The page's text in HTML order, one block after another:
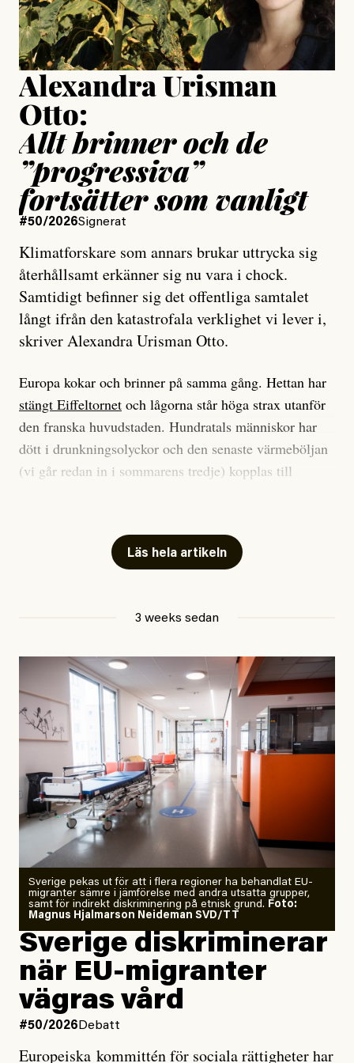
Publicerad15 July, 2026
Uppdaterad15 July, 2026
Alexandra Urisman
Otto:
Allt brinner och de
”progressiva”
fortsätter som vanligt
#50/2026Signerat
Klimatforskare som annars brukar uttrycka sig
återhållsamt erkänner sig nu vara i chock.
Samtidigt befinner sig det offentliga samtalet
långt ifrån den katastrofala verklighet vi lever i,
skriver Alexandra Urisman Otto.
Europa kokar och brinner på samma gång. Hettan har
stängt Eiffeltornet och lågorna står höga strax utanför
den franska huvudstaden. Hundratals människor har
dött i drunkningsolyckor och den senaste värmeböljan
(vi går redan in i sommarens tredje) kopplas till
Har du också panik i hettan? Känns det som en
mardröm? Bra, allt annat vore fullständigt orimligt.
att han brukar vara ganska återhållsam när han
september 2023, när de globala temperaturerna för
månaden visade sig vara hela 0,5 °C varmare än någon
tidigare septembermånad – har han blivit chockad.
”Fram till i dag”, skriver han.
Årets El Niño kan bli den
starkaste som uppmätts
Zeke Hausfather är chockad igen efter att ha
analyserat hur de olika klimatmodellerna bedömer
läget för hur den begynnande El Niño-händelsen ska
utveckla sig. El Niño är ett återkommande
väderfenomen som uppstår när havsvattnet i delar av
Stilla havet blir ovanligt varmt. Det påverkar vädret
över stora delar av världen och under
forskare allt oftare varnat för att den här El Niñon
Läs hela artikeln
3 weeks sedan
Sverige pekas ut för att i flera regioner ha behandlat EU-
migranter sämre i jämförelse med andra utsatta grupper,
samt för indirekt diskriminering på etnisk grund. Foto:
Magnus Hjalmarson Neideman SVD/TT
Sverige diskriminerar
när EU-migranter
vägras vård
#50/2026 Debatt
Europeiska kommittén för sociala rättigheter har